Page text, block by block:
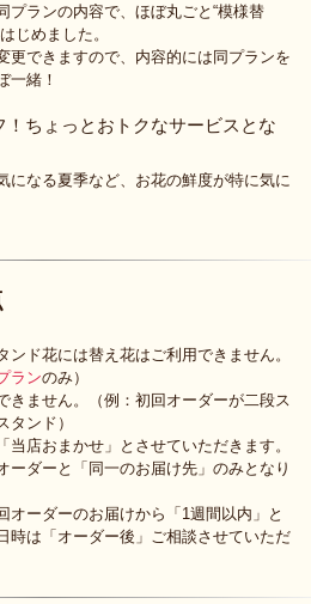
プランの内容で、ほぼ丸ごと“模様替
じめました。
更できますので、内容的には同プランを
一緒！
！ちょっとおトクなサービスとな
になる夏季など、お花の鮮度が特に気に
ンド花には替え花はご利用できません。
ランのみ）
きません。（例：初回オーダーが二段ス
タンド）
当店おまかせ」とさせていただきます。
ーダーと「同一のお届け先」のみとなり
オーダーのお届けから「1週間以内」と
時は「オーダー後」ご相談させていただ